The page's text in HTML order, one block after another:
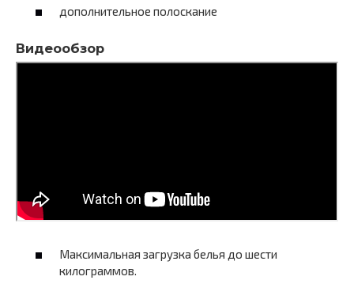
дополнительное полоскание
Видеообзор
Максимальная загрузка белья до шести
килограммов.